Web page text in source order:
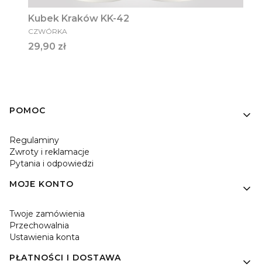
Kubek Kraków KK-42
PRODUCENT
CZWÓRKA
Cena
29,90 zł
Linki w stopce
POMOC
Regulaminy
Zwroty i reklamacje
Pytania i odpowiedzi
MOJE KONTO
Twoje zamówienia
Przechowalnia
Ustawienia konta
PŁATNOŚCI I DOSTAWA